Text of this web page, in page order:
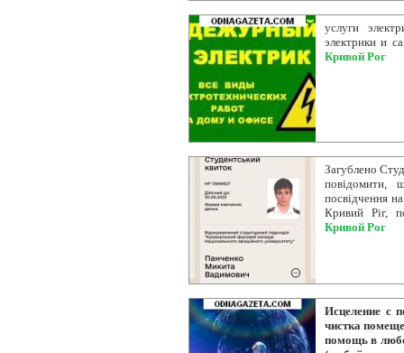
услуги
электрики и
Кривой Рог
Загублено
повідомити,
посвідчення
Кривий Ріг,
Кривой Рог
Исцеление с
чистка
помощь в